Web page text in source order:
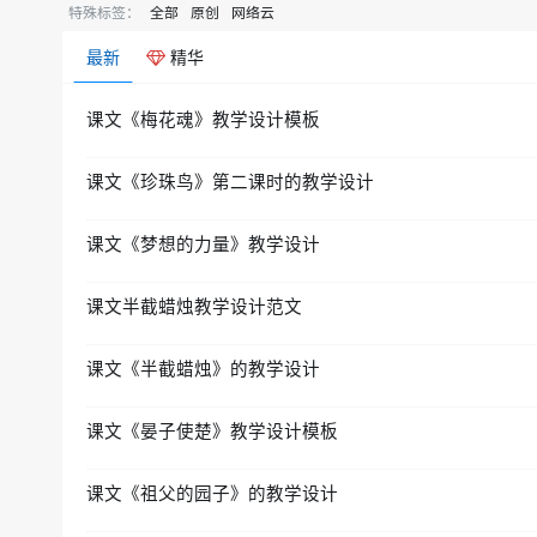
特殊标签： 全部 原创 网络云
最新 精华
课文《梅花魂》教学设计模板
课文《珍珠鸟》第二课时的教学设计
课文《梦想的力量》教学设计
课文半截蜡烛教学设计范文
课文《半截蜡烛》的教学设计
课文《晏子使楚》教学设计模板
课文《祖父的园子》的教学设计